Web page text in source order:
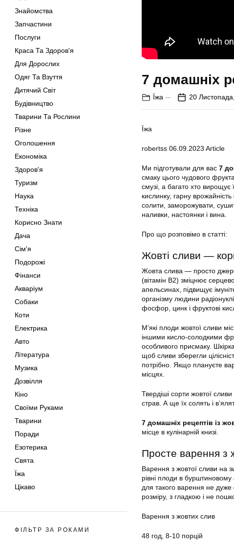
Знайомства
Запчастини
Послуги
Краса Та Здоров'я
Для Дорослих
Одяг Та Взуття
Дитячий Світ
Будівництво
Тварини Та Рослини
Різне
Оголошення
Економіка
Здоров'я
Туризм
Наука
Техніка
Корисно Знати
Дача
Сім'я
Подорожі
Фінанси
Акваріум
Собаки
Коти
Електрика
Авто
Література
Музика
Дозвілля
Кіно
Своїми Руками
Тварини
Поради
Езотерика
Свята
Їжа
Цікаво
ФІЛЬТР ЗА РОКАМИ
7 домашніх
Їжа 20
Їжа
robertss 06.09.2023 Article
Ми підготували для вас 7
смаку цього чудового
смузі, а багато хто вирощує
кислинку, гарну
солити, заморожувати,
наливки, настоянки і вина.
Про що розповімо в статті:
Жовті сливи —
Жовта слива — просто
(вітамін В2) зміцнює
апельсинах, підвищує
організму людини
фосфор, цинк і фруктові
М’які плоди жовтої сливи
іншими кисло-солодкими
особливого присмаку.
щоб сливи зберегли
потрібно. Якщо плануєте
місцях.
Твердіші сорти жовтої
страв. А ще їх солять і
7 домашніх рецептів із
місце в кулінарній книзі.
Просте варення з
Варення з жовтої сливи на
рівні плоди в
для такого варення не дуже
розміру, з гладкою і не
Варення з жовтих слив
48 год, 8-10 порцій